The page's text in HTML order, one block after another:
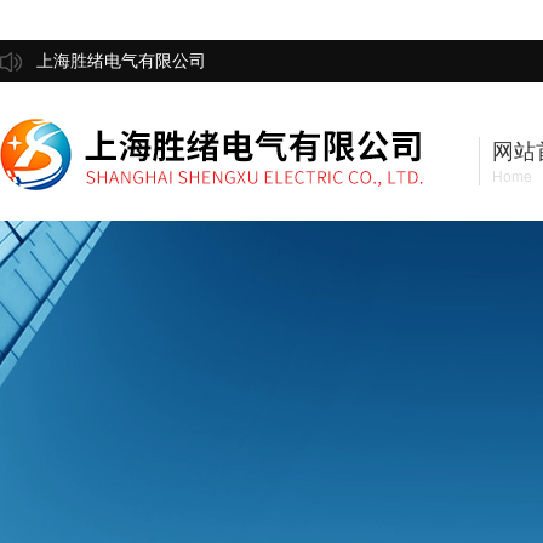
上海胜绪电气有限公司
网站
Home